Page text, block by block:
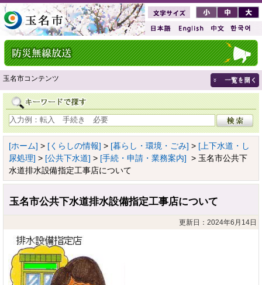
玉名市コンテンツ
[ホーム] > [くらしの情報] > [暮らし・環境・ごみ] > [上下水道・し
尿処理] > [公共下水道] > [手続・申請・業務案内] > 玉名市公共下
水道排水設備指定工事店について
玉名市公共下水道排水設備指定工事店について
更新日：2024年6月14日